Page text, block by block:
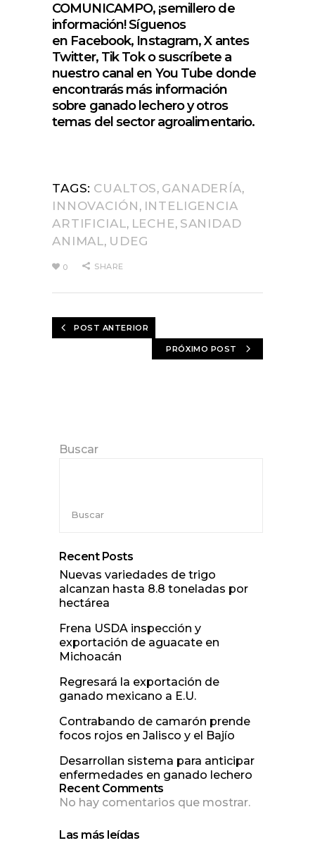
COMUNICAMPO, ¡semillero de
información!Síguenos
en Facebook, Instagram,X antes
Twitter, Tik Tok o suscríbete a
nuestro canal en You Tube donde
encontrarás más información
sobre ganado lechero y otros
temas del sector agroalimentario.
TAGS: CUALTOS, GANADERÍA,
INNOVACIÓN , INTELIGENCIA
ARTIFICIAL, LECHE, SANIDAD
ANIMAL, UDEG
0 SHARE
POST ANTERIOR
PRÓXIMO POST
Buscar
Buscar
Recent Posts
Nuevas variedades de trigo
alcanzan hasta 8.8 toneladas por
hectárea
Frena USDA inspección y
exportación de aguacate en
Michoacán
Regresará la exportación de
ganado mexicano a E.U.
Contrabando de camarón prende
focos rojos en Jalisco y el Bajío
Desarrollan sistema para anticipar
enfermedades en ganado lechero
Recent Comments
No hay comentarios que mostrar.
Las más leídas